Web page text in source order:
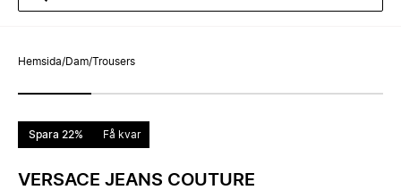
Hemsida/Dam/Trousers
Spara 22% Få kvar
VERSACE JEANS COUTURE